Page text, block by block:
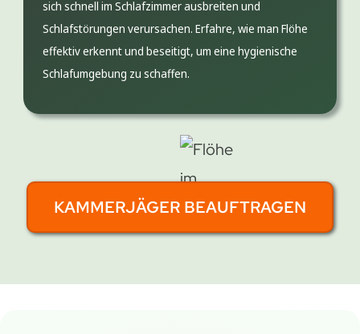
sich schnell im Schlafzimmer ausbreiten und
Schlafstörungen verursachen. Erfahre, wie man Flöhe
effektiv erkennt und beseitigt, um eine hygienische
Schlafumgebung zu schaffen.
KAMMERJÄGER BEAUFTRAGEN